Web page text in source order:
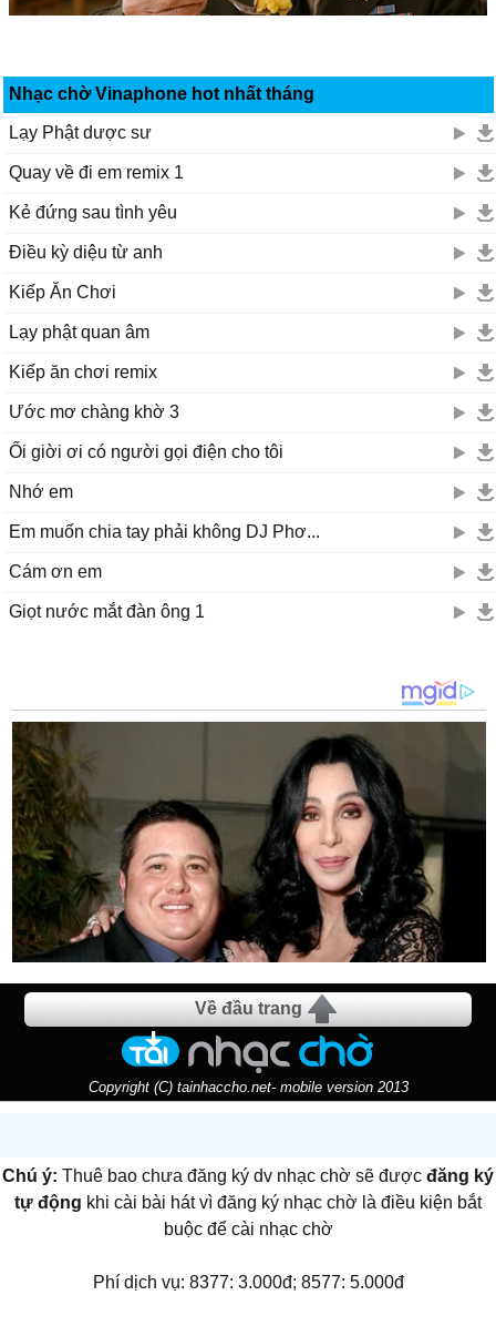
Nhạc chờ Vinaphone hot nhất tháng
Lạy Phật dược sư
Quay về đi em remix 1
Kẻ đứng sau tình yêu
Điều kỳ diệu từ anh
Kiếp Ăn Chơi
Lạy phật quan âm
Kiếp ăn chơi remix
Ước mơ chàng khờ 3
Ối giời ơi có người gọi điện cho tôi
Nhớ em
Em muốn chia tay phải không DJ Phơ...
Cám ơn em
Giọt nước mắt đàn ông 1
Về đầu trang
Copyright (C) tainhaccho.net- mobile version 2013
Chú ý: Thuê bao chưa đăng ký dv nhạc chờ sẽ được đăng ký
tự động khi cài bài hát vì đăng ký nhạc chờ là điều kiện bắt
buộc để cài nhạc chờ
Phí dịch vụ: 8377: 3.000đ; 8577: 5.000đ